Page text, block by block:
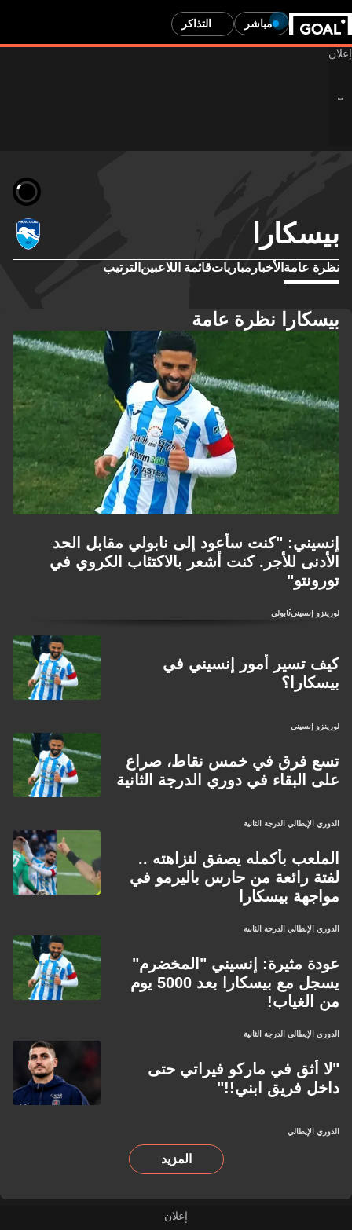
مباشر التذاكر
بيسكارا
نظرة عامة الأخبار مبارياتقائمة اللاعبين الترتيب
بيسكارا نظرة عامة
إنسيني: "كنت سأعود إلى نابولي مقابل الحد
الأدنى للأجر. كنت أشعر بالاكتئاب الكروي في
تورونتو"
لورينزو إنسينينابولي
كيف تسير أمور إنسيني في
بيسكارا؟
لورينزو إنسيني
تسع فرق في خمس نقاط، صراع
على البقاء في دوري الدرجة الثانية
الدوري الإيطالي الدرجة الثانية
الملعب بأكمله يصفق لنزاهته ..
لفتة رائعة من حارس باليرمو في
مواجهة بيسكارا
الدوري الإيطالي الدرجة الثانية
عودة مثيرة: إنسيني "المخضرم"
يسجل مع بيسكارا بعد 5000 يوم
من الغياب!
الدوري الإيطالي الدرجة الثانية
"لا أثق في ماركو فيراتي حتى
داخل فريق ابني!!"
الدوري الإيطالي
المزيد